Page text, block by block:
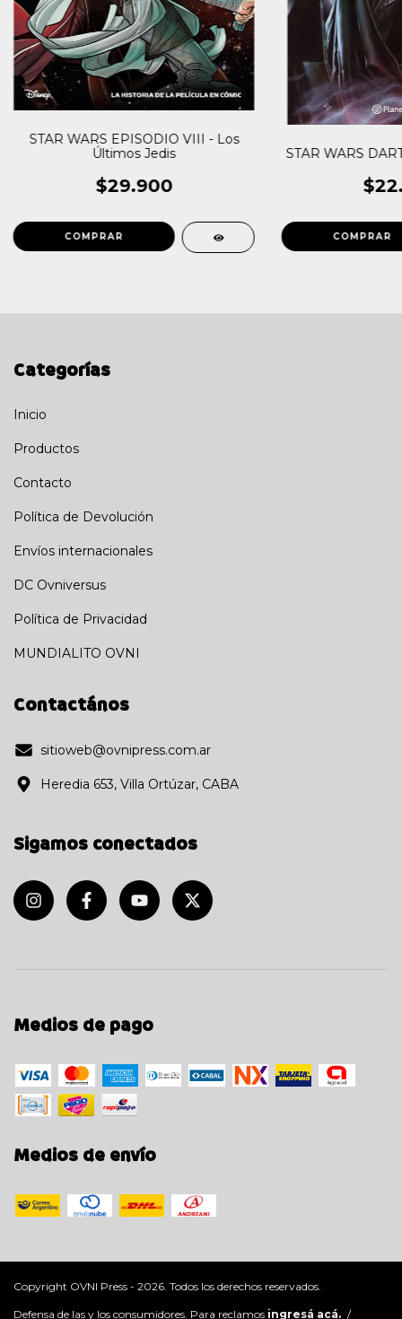
STAR WARS EPISODIO VIII - Los
Últimos Jedis
$29.900
STAR WARS
Categorías
Inicio
Productos
Contacto
Política de Devolución
Envíos internacionales
DC Ovniversus
Política de Privacidad
MUNDIALITO OVNI
Contactános
sitioweb@ovnipress.com.ar
Heredia 653, Villa Ortúzar, CABA
Sigamos conectados
Medios de pago
Medios de envío
Copyright OVNI Press - 2026. Todos los derechos reservados.
Defensa de las y los consumidores. Para reclamos ingresá acá. /